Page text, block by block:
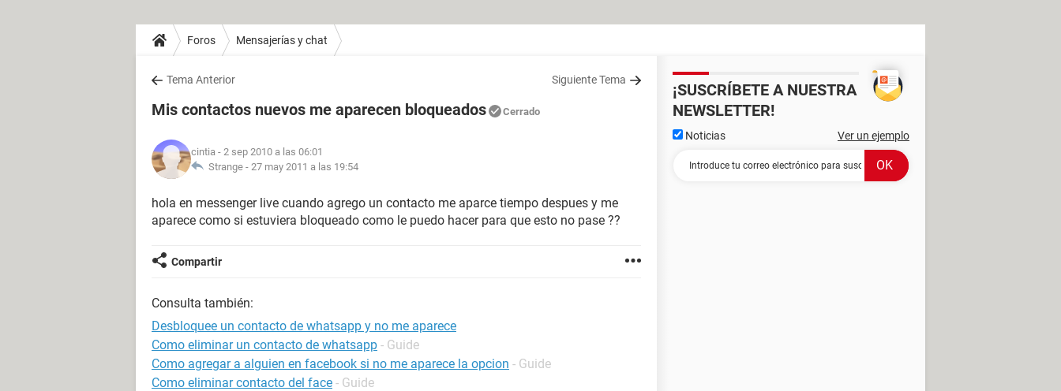
Foros Mensajerías y chat
Tema Anterior Siguiente Tema
Mis contactos nuevos me aparecen bloqueados Cerrado
cintia - 2 sep 2010 a las 06:01
Strange - 27 may 2011 a las 19:54
hola en messenger live cuando agrego un contacto me aparce tiempo despues y me
aparece como si estuviera bloqueado como le puedo hacer para que esto no pase ??
Compartir
Consulta también:
Desbloquee un contacto de whatsapp y no me aparece
Como eliminar un contacto de whatsapp - Guide
Como agregar a alguien en facebook si no me aparece la opcion - Guide
Como eliminar contacto del face - Guide
¡SUSCRÍBETE A NUESTRA
NEWSLETTER!
Noticias Ver un ejemplo